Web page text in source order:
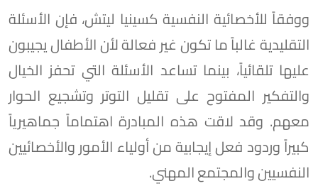
ووفقاً للأخصائية النفسية كسينيا ليتش، فإن الأسئلة
التقليدية غالباً ما تكون غير فعالة لأن الأطفال يجيبون
عليها تلقائياً، بينما تساعد الأسئلة التي تحفز الخيال
والتفكير المفتوح على تقليل التوتر وتشجيع الحوار
معهم. وقد لاقت هذه المبادرة اهتماماً جماهيرياً
كبيراً وردود فعل إيجابية من أولياء الأمور والأخصائيين
النفسيين والمجتمع المهني.